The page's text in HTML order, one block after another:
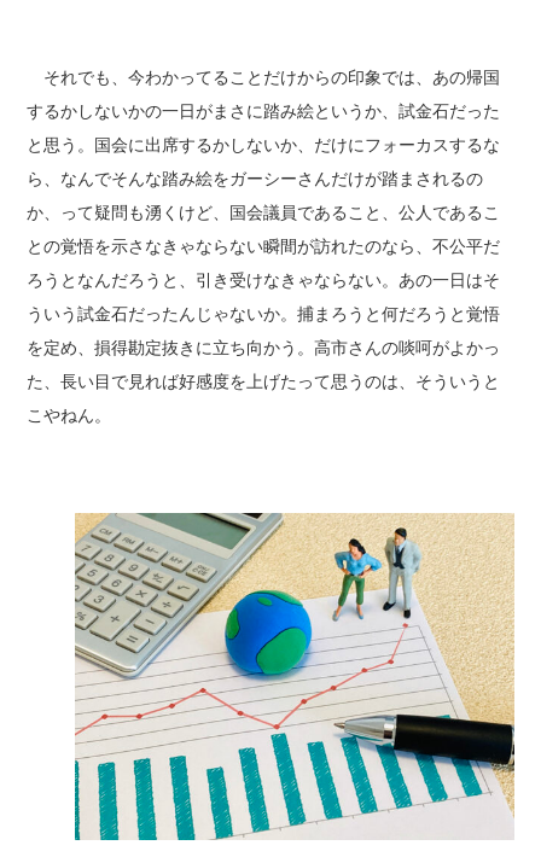
それでも、今わかってることだけからの印象では、あの帰国
するかしないかの一日がまさに踏み絵というか、試金石だった
と思う。国会に出席するかしないか、だけにフォーカスするな
ら、なんでそんな踏み絵をガーシーさんだけが踏まされるの
か、って疑問も湧くけど、国会議員であること、公人であるこ
との覚悟を示さなきゃならない瞬間が訪れたのなら、不公平だ
ろうとなんだろうと、引き受けなきゃならない。あの一日はそ
ういう試金石だったんじゃないか。捕まろうと何だろうと覚悟
を定め、損得勘定抜きに立ち向かう。高市さんの啖呵がよかっ
た、長い目で見れば好感度を上げたって思うのは、そういうと
こやねん。